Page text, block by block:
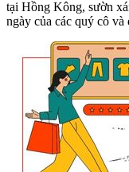
tại Hồng Kông, sườn
ngày của các quý cô và